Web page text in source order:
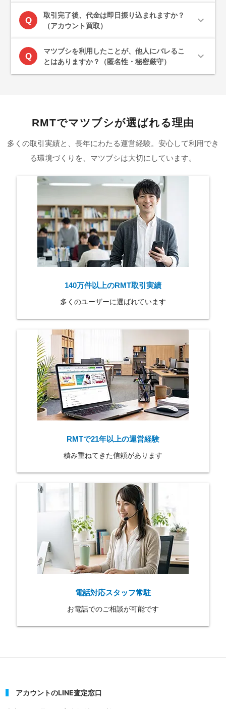
Q
取引完了後、代金は即日振り込まれますか？
（アカウント買取）
expand_more
Q
マツブシを利用したことが、他人にバレるこ
とはありますか？（匿名性・秘密厳守）
expand_more
RMTでマツブシが選ばれる理由
多くの取引実績と、長年にわたる運営経験。安心して利用でき
る環境づくりを、マツブシは大切にしています。
140万件以上のRMT取引実績
多くのユーザーに選ばれています
RMTで21年以上の運営経験
積み重ねてきた信頼があります
電話対応スタッフ常駐
お電話でのご相談が可能です
アカウントのLINE査定窓口